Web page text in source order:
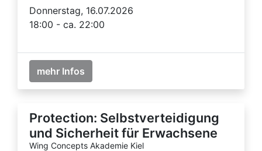
Donnerstag, 16.07.2026
18:00 - ca. 22:00
mehr Infos
Protection: Selbstverteidigung
und Sicherheit für Erwachsene
Wing Concepts Akademie Kiel